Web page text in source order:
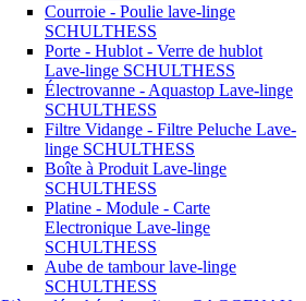
Courroie - Poulie lave-linge
SCHULTHESS
Porte - Hublot - Verre de hublot
Lave-linge SCHULTHESS
Électrovanne - Aquastop Lave-linge
SCHULTHESS
Filtre Vidange - Filtre Peluche Lave-
linge SCHULTHESS
Boîte à Produit Lave-linge
SCHULTHESS
Platine - Module - Carte
Electronique Lave-linge
SCHULTHESS
Aube de tambour lave-linge
SCHULTHESS